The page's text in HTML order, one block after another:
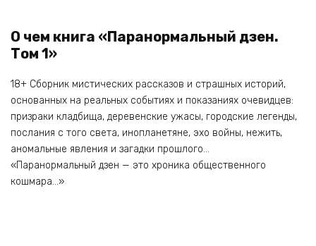
О чем книга «Паранормальный дзен.
Том 1»
18+ Сборник мистических рассказов и страшных историй,
основанных на реальных событиях и показаниях очевидцев:
призраки кладбища, деревенские ужасы, городские легенды,
послания с того света, инопланетяне, эхо войны, нежить,
аномальные явления и загадки прошлого…
«Паранормальный дзен — это хроника общественного
кошмара…»